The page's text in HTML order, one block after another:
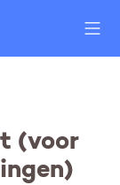
(voor